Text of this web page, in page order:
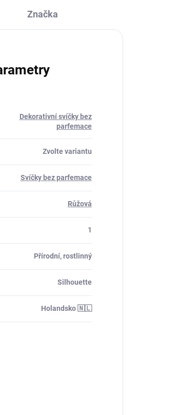
Značka
Dekorativní svíčky bez
parfemace
Zvolte variantu
Svíčky bez parfemace
Růžová
1
Přírodní, rostlinný
Silhouette
Holandsko 🇳🇱